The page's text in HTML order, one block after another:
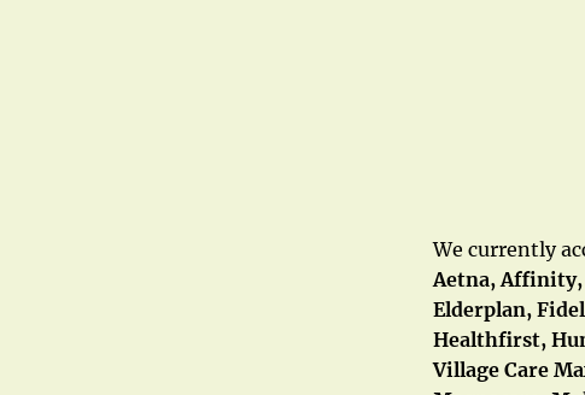
We currently
Aetna, Affinity,
Elderplan,
Healthfirst,
Village Care